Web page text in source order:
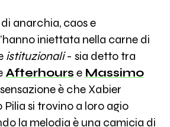
anarchia, caos e
iniettata nella carne di
istituzionali- sia detto tra
Afterhours e Massimo
è che Xabier
Pilia si trovino a loro agio
la melodia è una camicia di